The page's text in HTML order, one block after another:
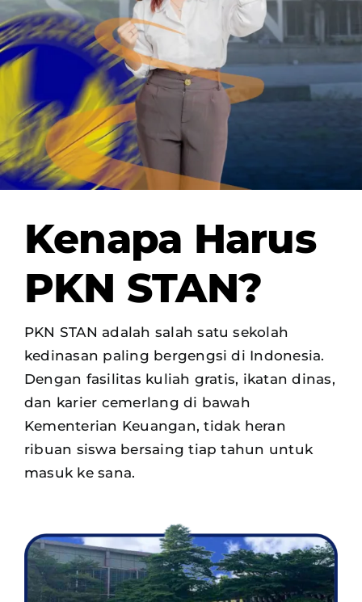
OUR PROGRAM
REGISTRATION
Kenapa Harus
PKN STAN?
PKN STAN adalah salah satu sekolah
kedinasan paling bergengsi di Indonesia.
Dengan fasilitas kuliah gratis, ikatan dinas,
dan karier cemerlang di bawah
Kementerian Keuangan, tidak heran
ribuan siswa bersaing tiap tahun untuk
masuk ke sana.